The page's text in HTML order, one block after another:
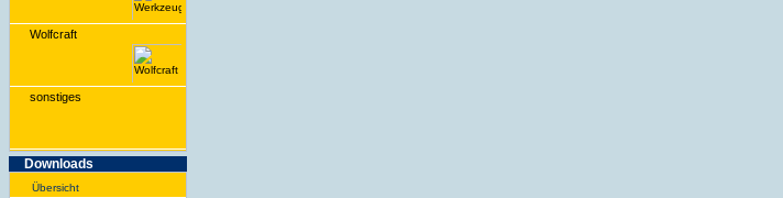
Wolfcraft
sonstiges
Downloads
Übersicht